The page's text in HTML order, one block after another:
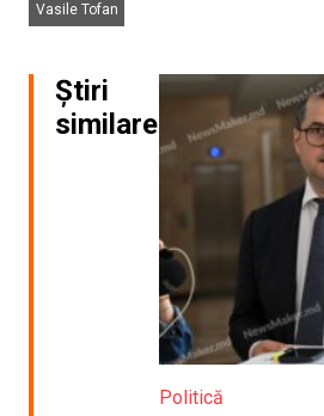
Vasile Tofan
Știri
similare
Politică